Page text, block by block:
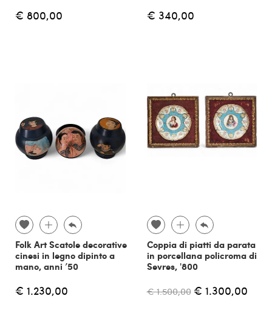
€ 800,00 € 340,00
Folk Art Scatole decorative
cinesi in legno dipinto a
mano, anni ’50
€ 1.230,00
Coppia di piatti da parata
in porcellana policroma di
Sevres, '800
€ 1.500,00 € 1.300,00